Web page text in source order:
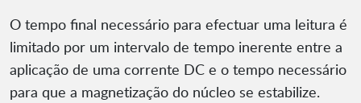
O tempo final necessário para efectuar uma leitura é
limitado por um intervalo de tempo inerente entre a
aplicação de uma corrente DC e o tempo necessário
para que a magnetização do núcleo se estabilize.